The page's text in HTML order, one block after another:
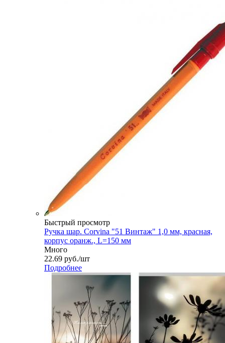
Быстрый просмотр
Ручка шар. Corvina "51 Винтаж" 1,0 мм, красная,
корпус оранж., L=150 мм
Много
22.69 руб./шт
Подробнее